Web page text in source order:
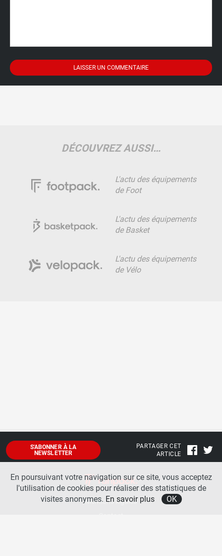
DÉCOUVREZ AUSSI…
L'actu des équipements
de Foot
L'actu des équipements
de Basket
L'actu des équipements
de Vélo
S'ABONNER À LA
NEWSLETTER
PARTAGER CET
ARTICLE
Mentions légales
En poursuivant votre navigation sur ce site, vous acceptez
l'utilisation de cookies pour réaliser des statistiques de
visites anonymes. En savoir plus OK